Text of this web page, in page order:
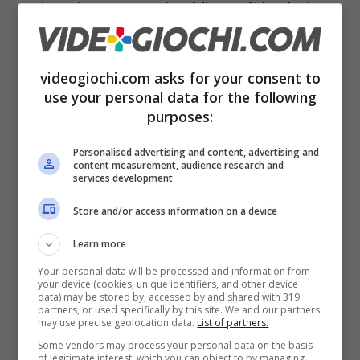
spiegazione successiva, Microsoft ha deciso
di cancellare centinaia e centinaia di titoli dai
perplessi circa questa decisione così
e in qualche modo estrema.
videogiochi.com asks for your consent to
use your personal data for the following
purposes:
Personalised advertising and content, advertising and
content measurement, audience research and
services development
Store and/or access information on a device
Learn more
Your personal data will be processed and information from
your device (cookies, unique identifiers, and other device
data) may be stored by, accessed by and shared with 319
partners, or used specifically by this site. We and our partners
may use precise geolocation data. List of partners.
Some vendors may process your personal data on the basis